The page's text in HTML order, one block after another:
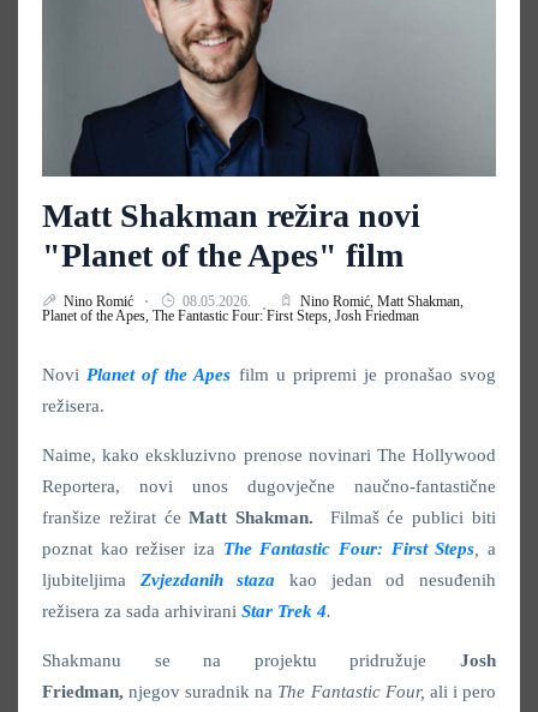
Matt Shakman režira novi
"Planet of the Apes" film
Nino Romić 08.05.2026. Nino Romić, Matt Shakman,
Planet of the Apes, The Fantastic Four: First Steps, Josh Friedman
Novi Planet of the Apes film u pripremi je pronašao svog
režisera.
Naime, kako ekskluzivno prenose novinari The Hollywood
Reportera, novi unos dugovječne naučno-fantastične
franšize režirat ćeMatt Shakman. Filmaš će publici biti
poznat kao režiser iza The Fantastic Four: First Steps ,a
ljubiteljima Zvjezdanih staza
kao jedan od nesuđenih
režisera za sada arhivirani Star Trek 4.
Shakmanu se na projektu pridružuje Josh
Friedman,njegov suradnik na The Fantastic Four, ali i pero